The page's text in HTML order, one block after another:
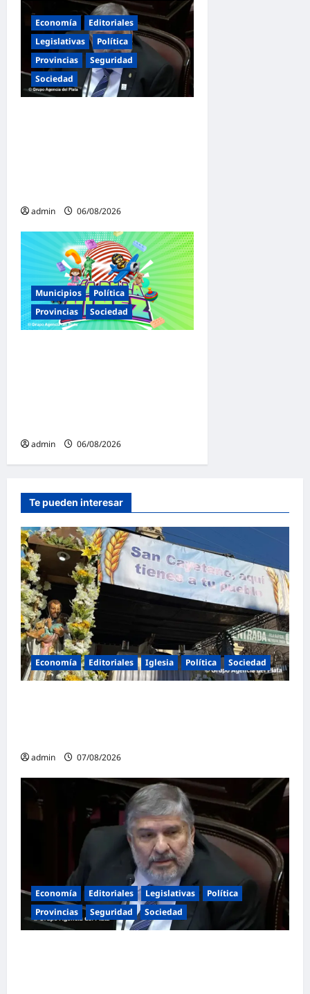
Economía
Editoriales
Legislativas
Política
Provincias
Seguridad
Sociedad
admin 06/08/2026
Municipios
Política
Provincias
Sociedad
admin 06/08/2026
Te pueden interesar
Economía Editoriales Iglesia Política Sociedad
admin 07/08/2026
Economía Editoriales Legislativas
Política
Provincias
Seguridad Sociedad